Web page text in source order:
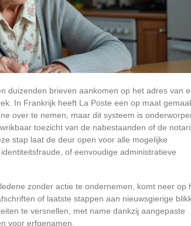
duizenden brieven aankomen op het adres van
In Frankrijk heeft La Poste een op maat
over te nemen, maar dit systeem is
toezicht van de nabestaanden of de
stap laat de deur open voor alle mogelijke
of eenvoudige administratieve
zonder actie te ondernemen, komt neer op
of laatste stappen aan nieuwsgierige
te versnellen, met name dankzij aangepaste
voor erfgenamen.